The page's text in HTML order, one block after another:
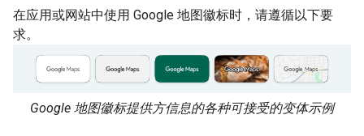
在应用或网站中使用 Google 地图徽标时，请遵循以下要
求。
Google 地图徽标提供方信息的各种可接受的变体示例